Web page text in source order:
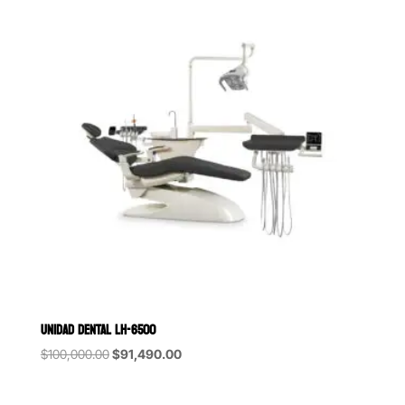
UNIDAD DENTAL LH-6500
$100,000.00Original
$91,490.00Current